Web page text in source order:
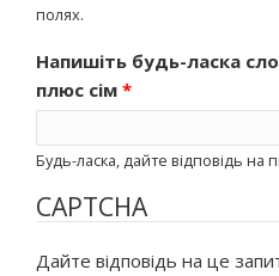
полях.
Напишіть будь-ласка
плюс сім *
Будь-ласка, дайте відповідь на
CAPTCHA
Дайте відповідь на це